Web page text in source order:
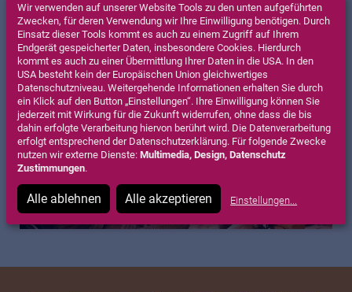
Wir verwenden auf unserer Website Tools zu den unten aufgeführten
Zwecken, für deren Verwendung wir Ihre Einwilligung benötigen. Durch
Einsatz dieser Tools kommt es auch zu einem Zugriff auf Ihrem
Endgerät gespeicherter Daten, insbesondere Cookies. Hierdurch
kommt es auch zu einer Übermittlung Ihrer Daten in die USA. In den
USA besteht kein der Europäischen Union gleichwertiges
Datenschutzniveau. Weitergehende Informationen erhalten Sie durch
ein Klick auf den Button „Einstellungen“. Ihre Einwilligung können Sie
jederzeit mit Wirkung für die Zukunft widerrufen, ohne dass die bis
dahin erfolgte Verarbeitung hiervon berührt wird. Die Datenverarbeitung
erfolgt entsprechend der Datenschutzerklärung. Für folgende Zwecke
nutzen wir externe Dienste:Multimedia, Design, Datenschutz
Zustimmungen.
Alle ablehnen Alle akzeptieren Einstellungen